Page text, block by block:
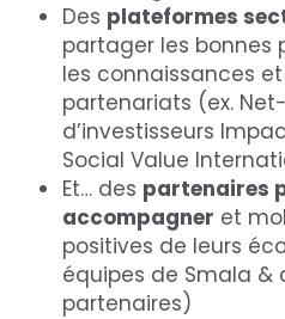
Des plateformes
partager les bonnes
les connaissances
partenariats (ex.
d’investisseurs
Social Value
Et… des partenaires
accompagner et
positives de leurs
équipes de Smala &
partenaires)